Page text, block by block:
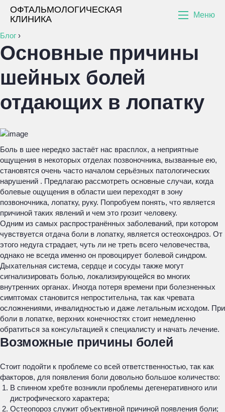
ОФТАЛЬМОЛОГИЧЕСКАЯ
КЛИНИКА
Меню
Блог ›
Основные причины
шейных болей
отдающих в лопатку
Боль в шее нередко застаёт нас врасплох, а неприятные
ощущения в некоторых отделах позвоночника, вызванные ею,
становятся очень часто началом серьёзных патологических
нарушений . Предлагаю рассмотреть основные случаи, когда
болевые ощущения в области шеи переходят в зону
позвоночника, лопатку, руку. Попробуем понять, что является
причиной таких явлений и чем это грозит человеку.
Одним из самых распространённых заболеваний, при котором
чувствуется отдача боли в лопатку, является остеохондроз. От
этого недуга страдает, чуть ли не треть всего человечества,
однако не всегда именно он провоцирует болевой синдром.
Дыхательная система, сердце и сосуды также могут
сигнализировать болью, локализирующейся во многих
внутренних органах. Иногда потеря времени при болезненных
симптомах становится непростительна, так как чревата
осложнениями, инвалидностью и даже летальным исходом. При
боли в лопатке, верхних конечностях стоит немедленно
обратиться за консультацией к специалисту и начать лечение.
Возможные причины болей
Стоит подойти к проблеме со всей ответственностью, так как
факторов, для появления боли довольно большое количество:
В спинном хребте возникли проблемы дегенеративного или
дистрофического характера;
Остеопороз служит объективной причиной появления боли;